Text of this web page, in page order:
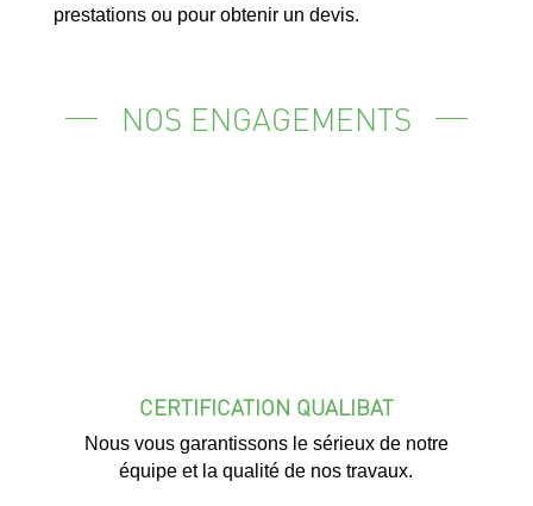
prestations ou pour obtenir un devis.
NOS ENGAGEMENTS
CERTIFICATION QUALIBAT
Nous vous garantissons le sérieux de notre
équipe et la qualité de nos travaux.